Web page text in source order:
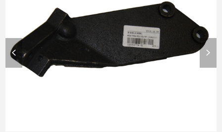
previous
slide